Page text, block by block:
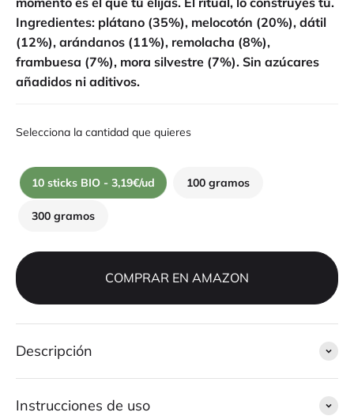
Ingredientes: plátano (35%), melocotón (20%), dátil
(12%), arándanos (11%), remolacha (8%),
frambuesa (7%), mora silvestre (7%). Sin azúcares
añadidos ni aditivos.
Selecciona la cantidad que quieres
10 sticks BIO - 3,19€/ud 100 gramos
300 gramos
COMPRAR EN AMAZON
Descripción
Instrucciones de uso